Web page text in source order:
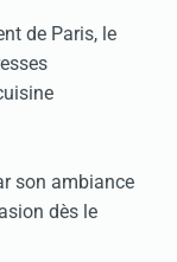
de Paris, le
son ambiance
dès le